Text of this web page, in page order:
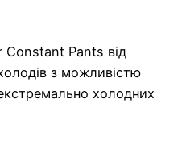
Constant Pants від
з можливістю
холодних